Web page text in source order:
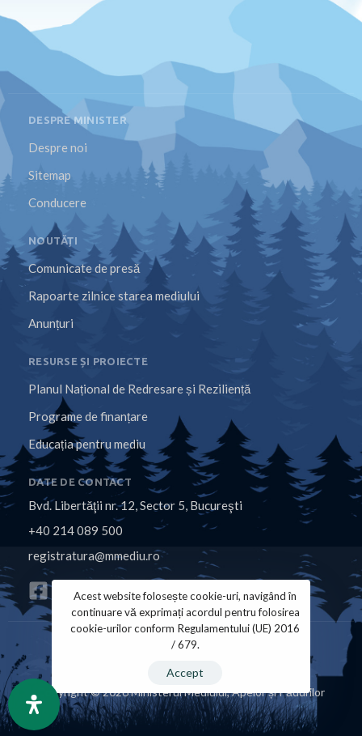
DESPRE MINISTER
Despre noi
Sitemap
Conducere
NOUTĂȚI
Comunicate de presă
Rapoarte zilnice starea mediului
Anunțuri
RESURSE ȘI PROIECTE
Planul Național de Redresare și Reziliență
Programe de finanțare
Educația pentru mediu
DATE DE CONTACT
Bvd. Libertăţii nr. 12, Sector 5, Bucureşti
+40 214 089 500
registratura@mmediu.ro
Copyright © 2026 Ministerul Mediului, Apelor și Pădurilor
Acest website folosește cookie-uri, navigând în
continuare vă exprimați acordul pentru folosirea
cookie-urilor conform Regulamentului (UE) 2016
/ 679.
Accept